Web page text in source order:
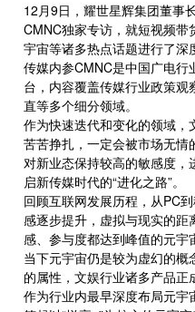
12月9日，耀世星辉集团董事
CMNC独家专访，就短视频
宇宙等诸多热点话题进行了深
传媒内参CMNC是中国广电
台，内容覆盖传媒行业政策
直等多个细分领域。
作为快速迭代和变化的领域
苦苦挣扎，一定会被市场无
对新业态保持较高的敏感度
启新传媒时代的“进化之路”。
回顾互联网发展历程，从PC
感逐步提升，虚拟与现实的
感、参与度都达到峰值的元宇
当下元宇宙仍是较为虚幻的
的属性，文娱行业诸多产品正
作为行业内最早深度布局元